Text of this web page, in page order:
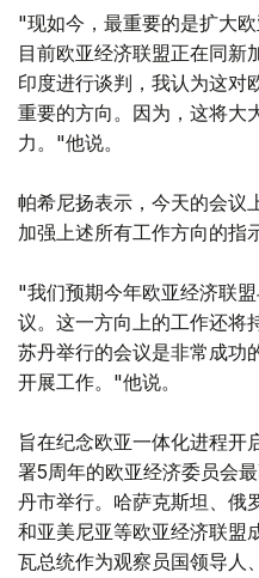
"现如今，最重要的是扩大
目前欧亚经济联盟正在同新
印度进行谈判，我认为这对
重要的方向。因为，这将大
力。"他说。
帕希尼扬表示，今天的会议
加强上述所有工作方向的指
"我们预期今年欧亚经济联
议。这一方向上的工作还将
苏丹举行的会议是非常成功
开展工作。"他说。
旨在纪念欧亚一体化进程开
署5周年的欧亚经济委员会
丹市举行。哈萨克斯坦、俄
和亚美尼亚等欧亚经济联盟
瓦总统作为观察员国领导人